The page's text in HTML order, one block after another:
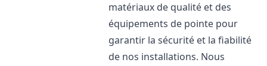
matériaux de qualité et des
équipements de pointe pour
garantir la sécurité et la fiabilité
de nos installations. Nous